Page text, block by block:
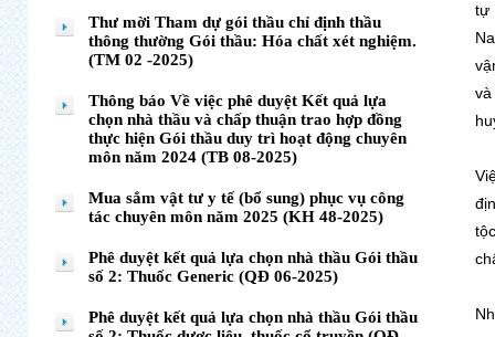
tự
Thư mời Tham dự gói thầu chỉ định thầu
thông thường Gói thầu: Hóa chất xét nghiệm.
(TM 02 -2025)
Thông báo Về việc phê duyệt Kết quả lựa
chọn nhà thầu và chấp thuận trao hợp đồng
thực hiện Gói thầu duy trì hoạt động chuyên
môn năm 2024 (TB 08-2025)
Mua sắm vật tư y tế (bổ sung) phục vụ công
tác chuyên môn năm 2025 (KH 48-2025)
Phê duyệt kết quả lựa chọn nhà thầu Gói thầu
số 2: Thuốc Generic (QĐ 06-2025)
Phê duyệt kết quả lựa chọn nhà thầu Gói thầu